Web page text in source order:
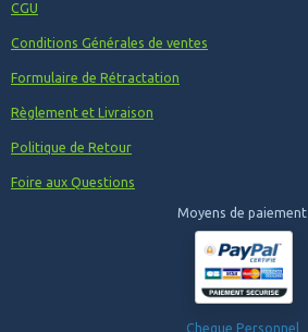
CGU
Conditions Générales de ventes
Formulaire de Rétractation
Règlement et Livraison
Politique de Retour
Foire aux Questions
Moyens de paiement
Cheque Personnel